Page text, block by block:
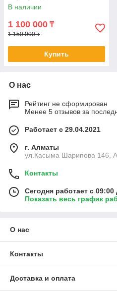
В наличии
1 100 000 ₸
1 150 000 ₸
Купить
О нас
Рейтинг не сформирован
Менее 5 отзывов за
Работает с 29.04.2021
г. Алматы
ул.Касыма Шарипова 146,
Контакты
Сегодня работает с 09:00
Показать весь график
О нас
Контакты
Доставка и оплата